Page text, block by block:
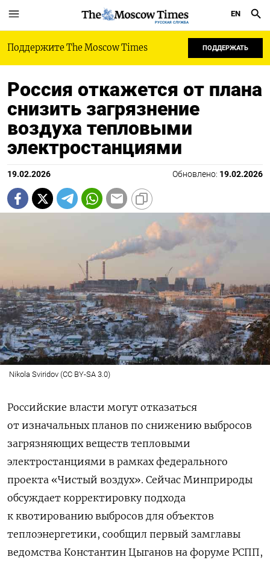
РУССКАЯ СЛУЖБА
EN
Поддержите The Moscow Times ПОДДЕРЖАТЬ
Россия откажется от плана
снизить загрязнение
воздуха тепловыми
электростанциями
19.02.2026 Обновлено: 19.02.2026
Nikola Sviridov (CC BY-SA 3.0)
Российские власти могут отказаться
от изначальных планов по снижению выбросов
загрязняющих веществ тепловыми
электростанциями в рамках федерального
проекта «Чистый воздух». Сейчас Минприроды
обсуждает корректировку подхода
к квотированию выбросов для объектов
теплоэнергетики, сообщил первый замглавы
ведомства Константин Цыганов на форуме РСПП,